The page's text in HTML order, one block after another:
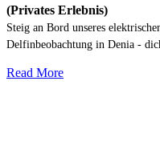
(Privates Erlebnis)
Steig an Bord unseres
Delfinbeobachtung in Denia -
Read More